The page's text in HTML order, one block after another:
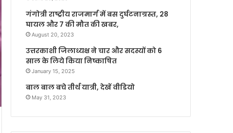
गंगोत्री राष्ट्रीय राजमार्ग में बस दुर्घटनाग्रस्त, 28
घायल और 7 की मौत की खबर,
August 20, 2023
उत्तरकाशी जिलाध्यक्ष ने चार और सदस्यों को 6
साल के लिये किया निष्काषित
January 15, 2025
बाल बाल बचे तीर्थ यात्री, देखें वीडियो
May 31, 2023